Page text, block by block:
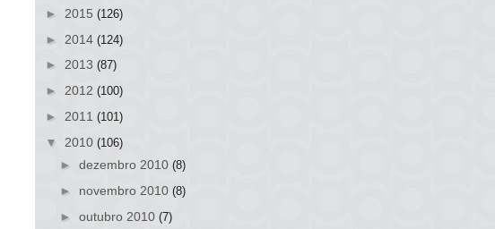
► 2015 (126)
► 2014 (124)
► 2013 (87)
► 2012 (100)
► 2011 (101)
▼ 2010 (106)
► dezembro 2010 (8)
► novembro 2010 (8)
► outubro 2010 (7)